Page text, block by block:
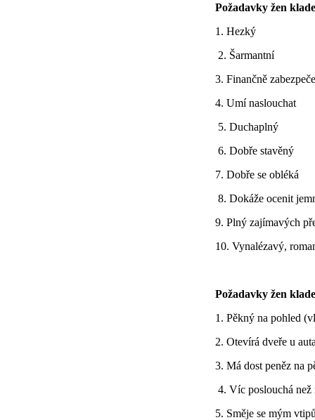
Požadavky žen
1. Hezký
2. Šarmantní
3. Finančně
4. Umí naslouchat
5. Duchaplný
6. Dobře stavěný
7. Dobře se obléká
8. Dokáže ocenit
9. Plný zajímavých
10. Vynalézavý,
Požadavky žen
1. Pěkný na pohled
2. Otevírá dveře u
3. Má dost peněz na
4. Víc poslouchá
5. Směje se mým